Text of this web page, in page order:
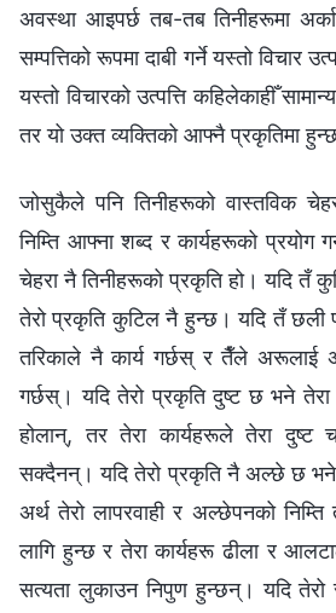
अवस्था आइपर्छ तब-तब तिनीहरूमा
सम्पत्तिको रूपमा दाबी गर्ने यस्तो
यस्तो विचारको उत्पत्ति कहिलेकाहीँ
तर यो उक्त व्यक्तिको आफ्नै प्रकृतिमा
जोसुकैले पनि तिनीहरूको वास्तविक
निम्ति आफ्ना शब्द र कार्यहरूको प्रयोग
चेहरा नै तिनीहरूको प्रकृति हो। यदि तँ
तेरो प्रकृति कुटिल नै हुन्छ। यदि तँ छली
तरिकाले नै कार्य गर्छस् र तैँले
गर्छस्। यदि तेरो प्रकृति दुष्ट छ भने
होलान्, तर तेरा कार्यहरूले तेरा दुष्ट
सक्दैनन्। यदि तेरो प्रकृति नै अल्छे छ
अर्थ तेरो लापरवाही र अल्छेपनको निम्ति
लागि हुन्छ र तेरा कार्यहरू ढीला र
सत्यता लुकाउन निपुण हुन्छन्। यदि